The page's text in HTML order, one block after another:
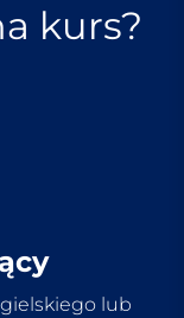
kurs?
lub